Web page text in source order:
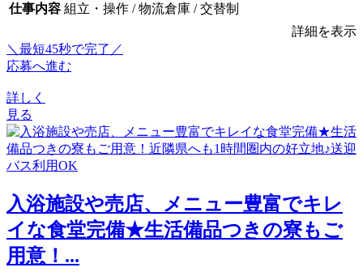
仕事内容 組立・操作 / 物流倉庫 / 交替制
詳細を表示
＼最短45秒で完了／
応募へ進む
詳しく
見る
入浴施設や売店、メニュー豊富でキレ
イな食堂完備★生活備品つきの寮もご
用意！...